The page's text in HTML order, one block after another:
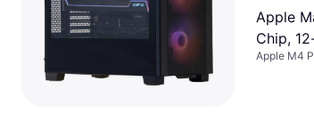
Apple
Chip,
core
Apple M4